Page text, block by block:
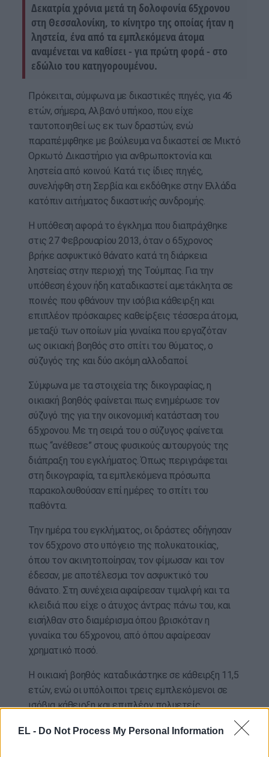
EL - Do Not Process My Personal Information
Δεκατρία χρόνια μετά τη δολοφονία 65χρονου
στη Θεσσαλονίκη, το κίνητρο της οποίας ήταν η
ληστεία, ένα από τα εμπλεκόμενα άτομα
αναμένεται να καθίσει - για πρώτη φορά - στο
εδώλιο του κατηγορουμένου.
Πρόκειται, σύμφωνα με δικαστικές πηγές, για 46
ετών, σήμερα, Αλβανό υπήκοο, που είχε
ταυτοποιηθεί ως εκ των δραστών, ενώ
παραπέμφθηκε με βούλευμα να δικαστεί σε Μικτό
Ορκωτό Δικαστήριο για ανθρωποκτονία και
ληστεία από κοινού. Κατά τις ίδιες πηγές,
συνελήφθη στη Σερβία και εκδόθηκε στην Ελλάδα
κατόπιν αιτήματος δικαστικής συνδρομής.
Η υπόθεση αφορά το έγκλημα που διαπράχθηκε
στις 27 Φεβρουαρίου 2013, όταν ο 65χρονος
βρήκε ασφυκτικό θάνατο κατά τη διάρκεια
ληστείας στην περιοχή της Τούμπας. Για την
υπόθεση έχουν ήδη καταδικαστεί αμετάκλητα σε
ποινές που φθάνουν την ισόβια κάθειρξη και
επιπλέον πρόσκαιρες καθείρξεις τέσσερα άτομα,
μεταξύ των οποίων μία γυναίκα που εργαζόταν
ως οικιακή βοηθός στο σπίτι του θύματος, ο
σύζυγός της και δύο ακόμη αλλοδαποί.
Σύμφωνα με τα στοιχεία της δικογραφίας, η
οικιακή βοηθός φαίνεται πως ενημέρωσε τον
σύζυγό της για την οικονομική κατάσταση του
65χρονου. Με τη σειρά του ο σύζυγος φαίνεται
πως “ανέθεσε” στους φυσικούς αυτουργούς της
διάπραξη του εγκλήματος. Όπως περιγράφεται
στη δικογραφία, τα εμπλεκόμενα πρόσωπα
παρακολουθούσαν επί ημέρες το σπίτι του
παθόντα.
Την ημέρα του εγκλήματος, οι δράστες οδήγησαν
τον 65χρονο στο υπόγειο της πολυκατοικίας,
όπου τον ακινητοποίησαν, τον φίμωσαν και τον
έδεσαν, με αποτέλεσμα τον ασφυκτικό του
θάνατο. Στη συνέχεια αφαίρεσαν τιμαλφή και τα
κλειδιά που είχε ο άτυχος άντρας πάνω του, και
εισήλθαν στο διαμέρισμα όπου βρισκόταν η
γυναίκα του 65χρονου, από όπου αφαίρεσαν
χρηματικό ποσό.
Η οικιακή βοηθός καταδικάστηκε σε κάθειρξη 11,5
ετών, ενώ οι υπόλοιποι τρεις εμπλεκόμενοι σε
ισόβια κάθειρξη και επιπλέον πολυετείς